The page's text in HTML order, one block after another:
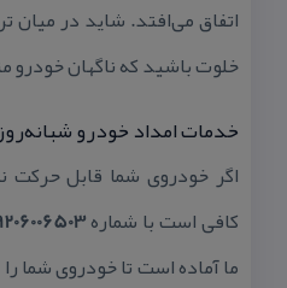
اتفاق می‌افتد. شاید در میان
خلوت باشید كه ناگهان
خدمات امداد خودرو
اگر خودروی شما قابل حركت
كافی است با شماره
ما آماده است تا خودروی شما را